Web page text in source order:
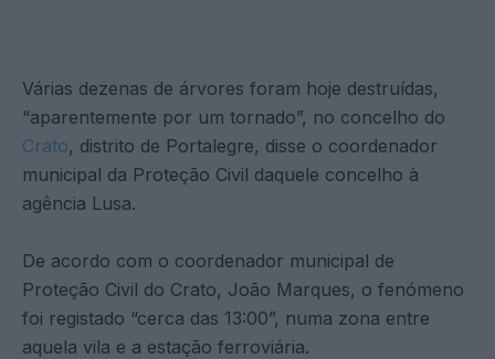
Várias dezenas de árvores foram hoje destruídas,
“aparentemente por um tornado”, no concelho do
Crato, distrito de Portalegre, disse o coordenador
municipal da Proteção Civil daquele concelho à
agência Lusa.
De acordo com o coordenador municipal de
Proteção Civil do Crato, João Marques, o fenómeno
foi registado “cerca das 13:00”, numa zona entre
aquela vila e a estação ferroviária.